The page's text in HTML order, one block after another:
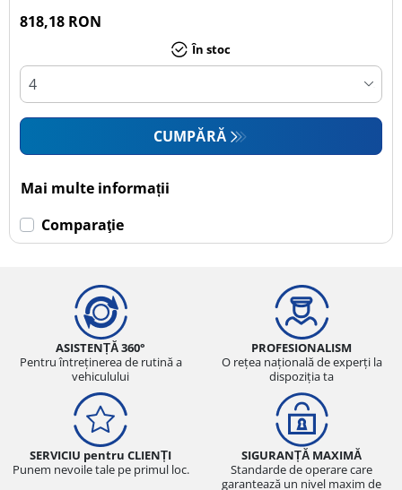
818,18 RON
În stoc
CUMPĂRĂ
Mai multe informații
Comparaţie
ASISTENȚĂ 360°
Pentru întreținerea de rutină a
vehiculului
PROFESIONALISM
O rețea națională de experți la
dispoziția ta
SERVICIU pentru CLIENȚI
Punem nevoile tale pe primul loc.
SIGURANȚĂ MAXIMĂ
Standarde de operare care
garantează un nivel maxim de